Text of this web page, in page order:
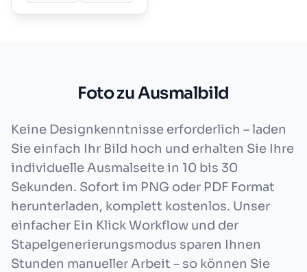
Foto zu Ausmalbild
Keine Designkenntnisse erforderlich – laden
Sie einfach Ihr Bild hoch und erhalten Sie Ihre
individuelle Ausmalseite in 10 bis 30
Sekunden. Sofort im PNG oder PDF Format
herunterladen, komplett kostenlos. Unser
einfacher Ein Klick Workflow und der
Stapelgenerierungsmodus sparen Ihnen
Stunden manueller Arbeit – so können Sie